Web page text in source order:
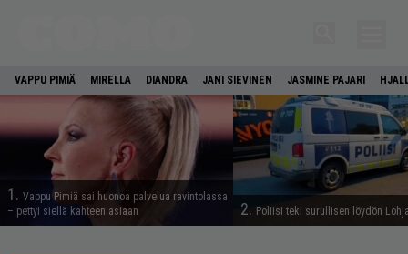
VAPPU PIMIÄ MIRELLA DIANDRA JANI SIEVINEN JASMINE PAJARI
1. Vappu Pimiä sai huonoa palvelua ravintolassa
– pettyi siellä kahteen asiaan
2. Poliisi teki surullisen löydön